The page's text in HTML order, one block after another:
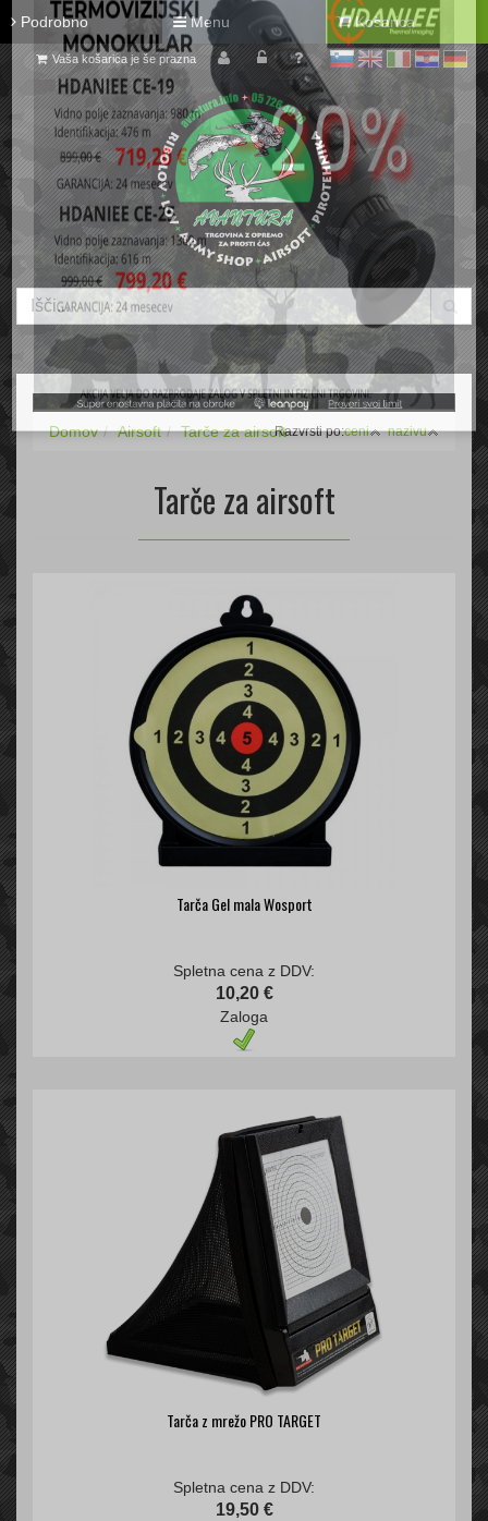
Podrobno Menu Košarica
sl en it hr de
Vaša košarica je še prazna
Domov Airsoft Tarče za airsoftRazvrsti po:ceni nazivu
Tarče za airsoft
Tarča Gel mala Wosport
Spletna cena z DDV:
10,20 €
Zaloga
Tarča z mrežo PRO TARGET
Spletna cena z DDV:
19,50 €